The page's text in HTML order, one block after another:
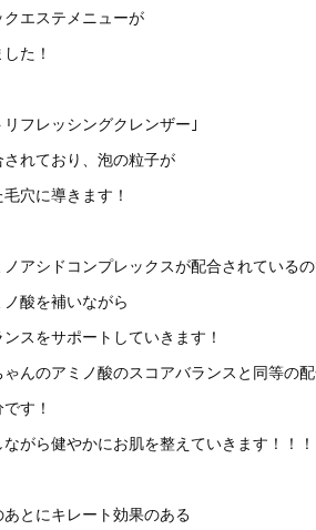
エステメニューが
た！
リフレッシングクレンザー｣
れており、泡の粒子が
穴に導きます！
アシドコンプレックスが配合されている
酸を補いながら
スをサポートしていきます！
んのアミノ酸のスコアバランスと同等の
す！
がら健やかにお肌を整えていきます！！！
とにキレート効果のある